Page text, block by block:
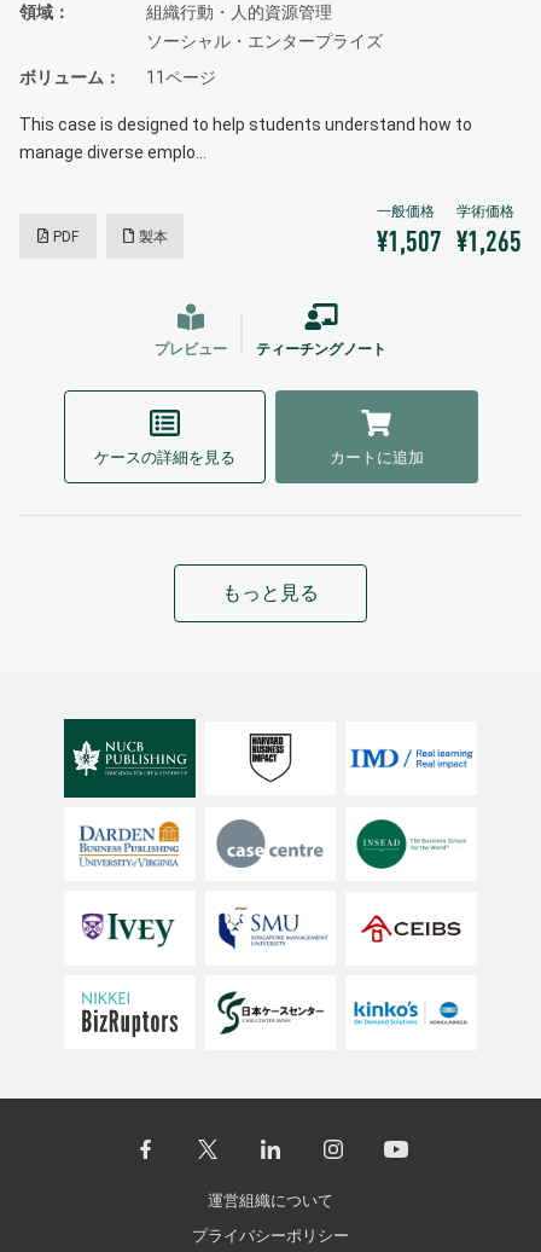
領域
組織行動・人的資源管理
ソーシャル・エンタープライズ
ボリューム
11ページ
This case is designed to help students understand how to
manage diverse emplo…
PDF 製本 ¥1,507 ¥1,265
プレビュー ティーチングノート
ケースの詳細を見る カートに追加
もっと見る
運営組織について
プライバシーポリシー